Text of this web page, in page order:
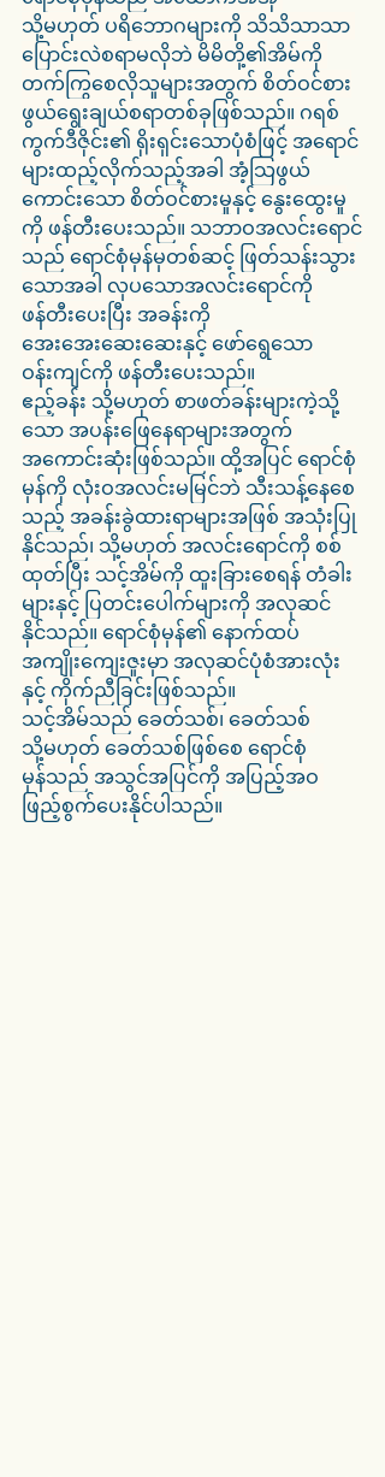
သို့မဟုတ် ပရိဘောဂများကို သိသိသာသာ
ပြောင်းလဲစရာမလိုဘဲ မိမိတို့၏အိမ်ကို
တက်ကြွစေလိုသူများအတွက် စိတ်ဝင်စား
ဖွယ်ရွေးချယ်စရာတစ်ခုဖြစ်သည်။ ဂရစ်
ကွက်ဒီဇိုင်း၏ ရိုးရှင်းသောပုံစံဖြင့် အရောင်
များထည့်လိုက်သည့်အခါ အံ့သြဖွယ်
ကောင်းသော စိတ်ဝင်စားမှုနှင့် နွေးထွေးမှု
ကို ဖန်တီးပေးသည်။ သဘာဝအလင်းရောင်
သည် ရောင်စုံမှန်မှတစ်ဆင့် ဖြတ်သန်းသွား
သောအခါ လှပသောအလင်းရောင်ကို
ဖန်တီးပေးပြီး အခန်းကို
အေးအေးဆေးဆေးနှင့် ဖော်ရွေသော
ဝန်းကျင်ကို ဖန်တီးပေးသည်။
ဧည့်ခန်း သို့မဟုတ် စာဖတ်ခန်းများကဲ့သို့
သော အပန်းဖြေနေရာများအတွက်
အကောင်းဆုံးဖြစ်သည်။ ထို့အပြင် ရောင်စုံ
မှန်ကို လုံးဝအလင်းမမြင်ဘဲ သီးသန့်နေစေ
သည့် အခန်းခွဲထားရာများအဖြစ် အသုံးပြု
နိုင်သည်၊ သို့မဟုတ် အလင်းရောင်ကို စစ်
ထုတ်ပြီး သင့်အိမ်ကို ထူးခြားစေရန် တံခါး
များနှင့် ပြတင်းပေါက်များကို အလှဆင်
နိုင်သည်။ ရောင်စုံမှန်၏ နောက်ထပ်
အကျိုးကျေးဇူးမှာ အလှဆင်ပုံစံအားလုံး
နှင့် ကိုက်ညီခြင်းဖြစ်သည်။
သင့်အိမ်သည် ခေတ်သစ်၊ ခေတ်သစ်
သို့မဟုတ် ခေတ်သစ်ဖြစ်စေ ရောင်စုံ
မှန်သည် အသွင်အပြင်ကို အပြည့်အဝ
ဖြည့်စွက်ပေးနိုင်ပါသည်။